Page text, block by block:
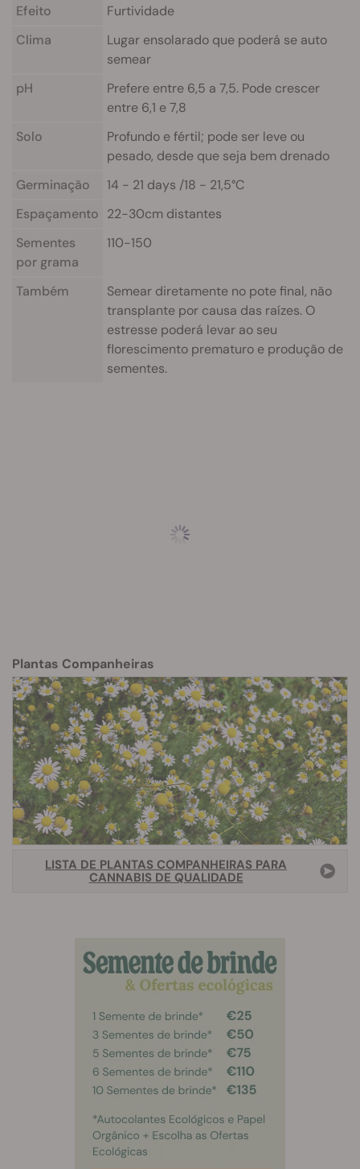
Efeito
Furtividade
Clima
Lugar ensolarado que poderá se auto
semear
pH
Prefere entre 6,5 a 7,5. Pode crescer
entre 6,1 e 7,8
Solo
Profundo e fértil; pode ser leve ou
pesado, desde que seja bem drenado
Germinação
14 - 21 days /18 - 21,5°C
Espaçamento 22-30cm distantes
Sementes
por grama
110-150
Também
Semear diretamente no pote final, não
transplante por causa das raízes. O
estresse poderá levar ao seu
florescimento prematuro e produção de
sementes.
Plantas Companheiras
LISTA DE PLANTAS COMPANHEIRAS PARA
CANNABIS DE QUALIDADE